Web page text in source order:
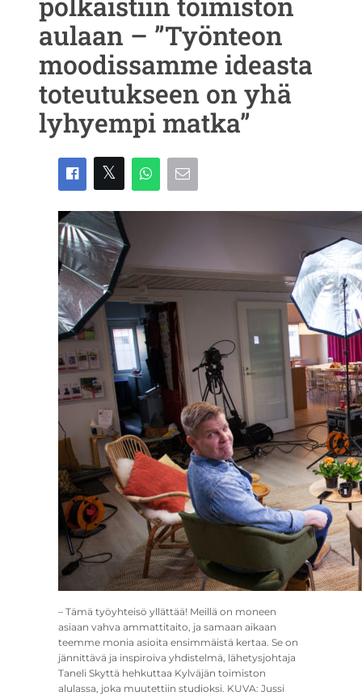
aulaan – ”Työnteon
moodissamme ideasta
toteutukseen on yhä
lyhyempi matka”
– Tämä työyhteisö yllättää! Meillä on moneen
asiaan vahva ammattitaito, ja samaan aikaan
teemme monia asioita ensimmäistä kertaa. Se on
jännittävä ja inspiroiva yhdistelmä, lähetysjohtaja
Taneli Skyttä hehkuttaa Kylväjän toimiston
alulassa, joka muutettiin studioksi. KUVA: Jussi